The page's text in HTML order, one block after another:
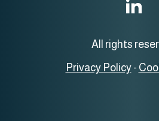
All rights
Privacy Policy -